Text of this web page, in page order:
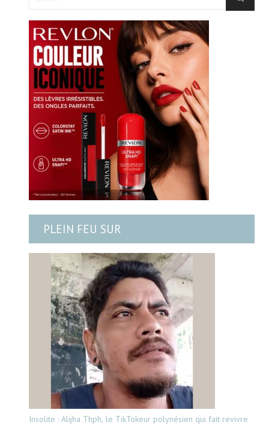
PLEIN FEU SUR
Insolite : Alijha Thph, le TikTokeur polynésien qui fait revivre